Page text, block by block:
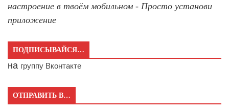
настроение в твоём мобильном - Просто установи
приложение
ПОДПИСЫВАЙСЯ…
на группу Вконтакте
ОТПРАВИТЬ В…